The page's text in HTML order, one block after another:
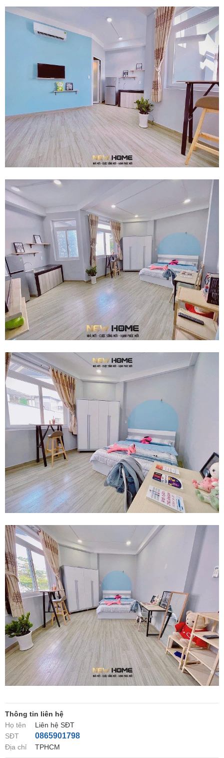
Thông tin liên hệ
Họ tên
Liên hệ SĐT
SĐT
0865901798
Địa chỉ TPHCM